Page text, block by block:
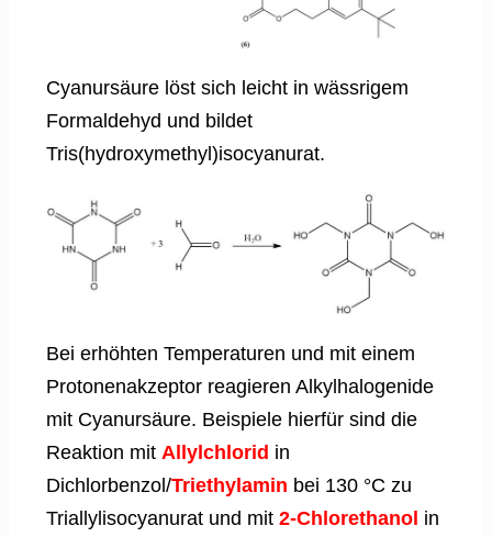
Cyanursäure löst sich leicht in wässrigem
Formaldehyd und bildet
Tris(hydroxymethyl)isocyanurat.
Bei erhöhten Temperaturen und mit einem
Protonenakzeptor reagieren Alkylhalogenide
mit Cyanursäure. Beispiele hierfür sind die
Reaktion mit Allylchlorid in
Dichlorbenzol/Triethylamin bei 130 °C zu
Triallylisocyanurat und mit 2-Chlorethanol in